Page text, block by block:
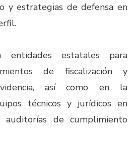
y estrategias de defensa en
entidades estatales para
de fiscalización y
así como en la
técnicos y jurídicos en
auditorías de cumplimiento